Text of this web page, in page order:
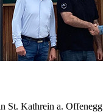
St. Kathrein a. Offenegg